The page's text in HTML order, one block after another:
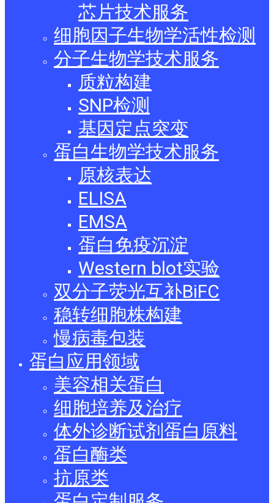
芯片技术服务
细胞因子生物学活性检测
分子生物学技术服务
质粒构建
SNP检测
基因定点突变
蛋白生物学技术服务
原核表达
ELISA
EMSA
蛋白免疫沉淀
Western blot实验
双分子荧光互补BiFC
稳转细胞株构建
慢病毒包装
蛋白应用领域
美容相关蛋白
细胞培养及治疗
体外诊断试剂蛋白原料
蛋白酶类
抗原类